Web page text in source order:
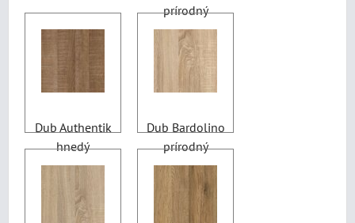
prírodný
Dub Authentik
hnedý
Dub Bardolino
prírodný